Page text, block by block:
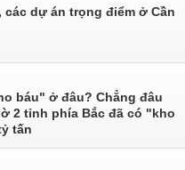
các dự án trọng điểm ở Cần
báu" ở đâu? Chẳng đâu
2 tỉnh phía Bắc đã có "kho
tấn